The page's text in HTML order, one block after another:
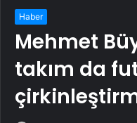
Haber
Mehmet
takım da